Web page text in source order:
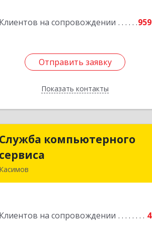
Клиентов на сопровождении 959
Отправить заявку
Показать контакты
Подробнее
Отправить заявку
Назад
Служба компьютерного
сервиса
Касимов
Клиентов на сопровождении 4
Служба компьютерного
Подробнее